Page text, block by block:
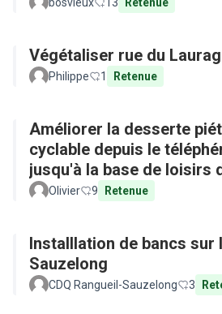
Végétaliser rue du
Philippe 1 Retenue
Améliorer la desserte
cyclable depuis le
jusqu'à la base de loisirs
Olivier 9 Retenue
Installlation de bancs sur
Sauzelong
CDQ Rangueil-Sauzelong 3